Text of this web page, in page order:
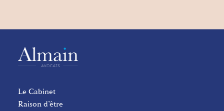
Le Cabinet
Raison d’être